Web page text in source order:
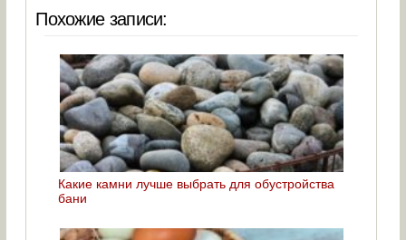
Похожие записи:
Какие камни лучше выбрать для обустройства
бани